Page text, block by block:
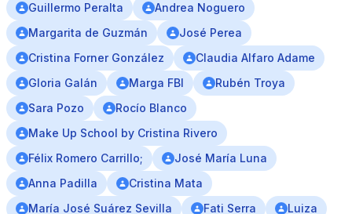
Guillermo Peralta
Andrea Noguero
Margarita de Guzmán
José Perea
Cristina Forner González
Claudia Alfaro Adame
Gloria Galán
Marga FBI
Rubén Troya
Sara Pozo
Rocío Blanco
Make Up School by Cristina Rivero
Félix Romero Carrillo;
José María Luna
Anna Padilla
Cristina Mata
María José Suárez Sevilla
Fati Serra
Luiza